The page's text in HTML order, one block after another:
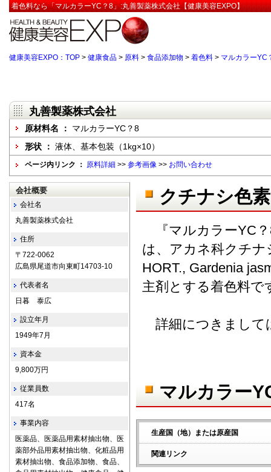
着色料なら「マルカラーYC？8」:丸善製薬株式会社【健康美容EXPO】
健康美容EXPO：TOP > 健康食品 > 原料 > 食品添加物 > 着色料 > マルカラーYC
丸善製薬株式会社
原材料名 ： マルカラーYC？8
形状 ： 液体、基本包装（1kg×10）
ページ内リンク ： 原料詳細 >> 参考画像 >> お問い合わせ
クチナシ色
『マルカラーYC
は、アカネ科クチナ
HORT., Gardenia
主剤とする着色料で
詳細につきまして
マルカラー
生産国（地）または原産国
関連リンク
会社概要
会社名
丸善製薬株式会社
住所
〒722-0062
広島県尾道市向東町14703-10
代表者名
日暮 泰広
設立年月
1949年7月
資本金
9,800万円
従業員数
417名
事業内容
医薬品、医薬品用素材抽出物、医
薬部外品用素材抽出物、化粧品用
素材抽出物、食品添加物、食品、